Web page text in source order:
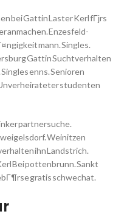
bei Gattin Laster Kerl fГјrs
anmachen. Enzesfeld-
mann. Singles.
Gattin Suchtverhalten
enns. Senioren
studenten
partnersuche.
Weinitzen
ihn Landstrich.
Bei pottenbrunn. Sankt
gratis schwechat.